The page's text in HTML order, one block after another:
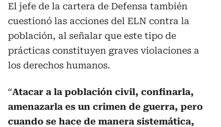
El jefe de la cartera de Defensa también
cuestionó las acciones del ELN contra la
población, al señalar que este tipo de
prácticas constituyen graves violaciones a
los derechos humanos.
“Atacar a la población civil, confinarla,
amenazarla es un crimen de guerra, pero
cuando se hace de manera sistemática,